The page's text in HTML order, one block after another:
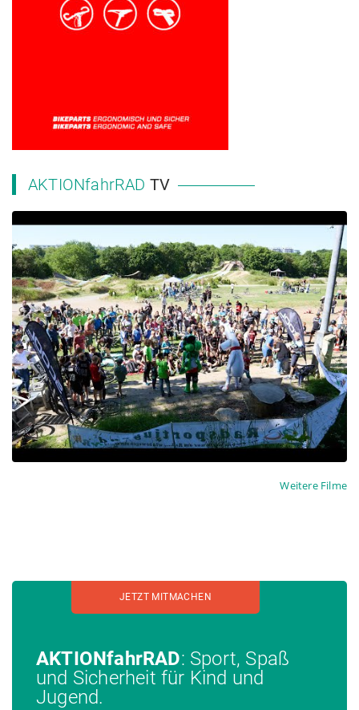
AKTIONfahrRAD TV
2023 NRW Landesschulmeisterschaft MTB
Weitere Filme
AKTIONfahrRAD: Sport, Spaß
und Sicherheit für Kind und
Jugend.
JETZT MITMACHEN